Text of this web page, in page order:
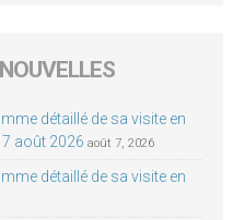
détaillé de sa visite en
août 2026 août 7, 2026
détaillé de sa visite en